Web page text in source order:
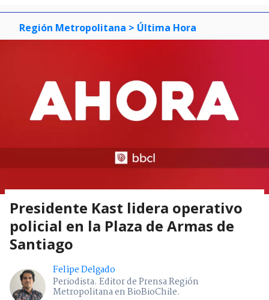
Región Metropolitana > Última Hora
Presidente Kast lidera operativo
policial en la Plaza de Armas de
Santiago
Felipe Delgado
Periodista. Editor de Prensa Región
Metropolitana en BioBioChile.